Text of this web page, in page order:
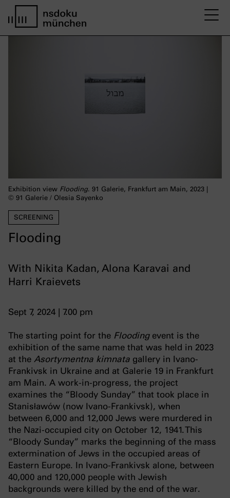
SCREENING
Flooding
With Nikita Kadan, Alona Karavai and
Harri Kraievets
Sept 7, 2024 | 7.00 pm
Exhibition view Flooding. 91 Galerie, Frankfurt am Main, 2023 |
© 91 Galerie / Olesia Sayenko
The starting point for the Floodingevent is the
exhibition of the same name that was held in 2023
at the Asortymentna kimnata gallery in Ivano-
Frankivsk in Ukraine and at Galerie 19 in Frankfurt
am Main. A work-in-progress, the project
examines the “Bloody Sunday” that took place in
Stanisławów (now Ivano-Frankivsk), when
between 6,000 and 12,000 Jews were murdered in
the Nazi-occupied city on October 12, 1941. This
“Bloody Sunday” marks the beginning of the mass
extermination of Jews in the occupied areas of
Eastern Europe. In Ivano-Frankivsk alone, between
40,000 and 120,000 people with Jewish
backgrounds were killed by the end of the war.